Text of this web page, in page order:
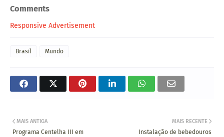
Comments
Responsive Advertisement
Brasíl Mundo
MAIS RECENTE
Instalação de bebedouros
MAIS ANTIGA
Programa Centelha III em